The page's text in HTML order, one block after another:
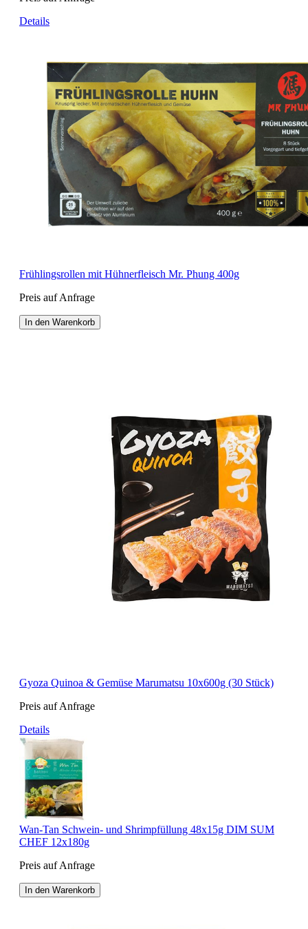
Details
Frühlingsrollen mit Hühnerfleisch Mr. Phung 400g
Preis auf Anfrage
In den Warenkorb
Gyoza Quinoa & Gemüse Marumatsu 10x600g (30 Stück)
Preis auf Anfrage
Details
Wan-Tan Schwein- und Shrimpfüllung 48x15g DIM SUM
CHEF 12x180g
Preis auf Anfrage
In den Warenkorb